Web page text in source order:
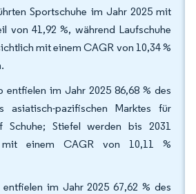
Sportschuhe im Jahr 2025 mit
von 41,92 %, während Laufschuhe
mit einem CAGR von 10,34 %
entfielen im Jahr 2025 86,68 % des
asiatisch-pazifischen Marktes für
Schuhe; Stiefel werden bis 2031
mit einem CAGR von 10,11 %
entfielen im Jahr 2025 67,62 % des